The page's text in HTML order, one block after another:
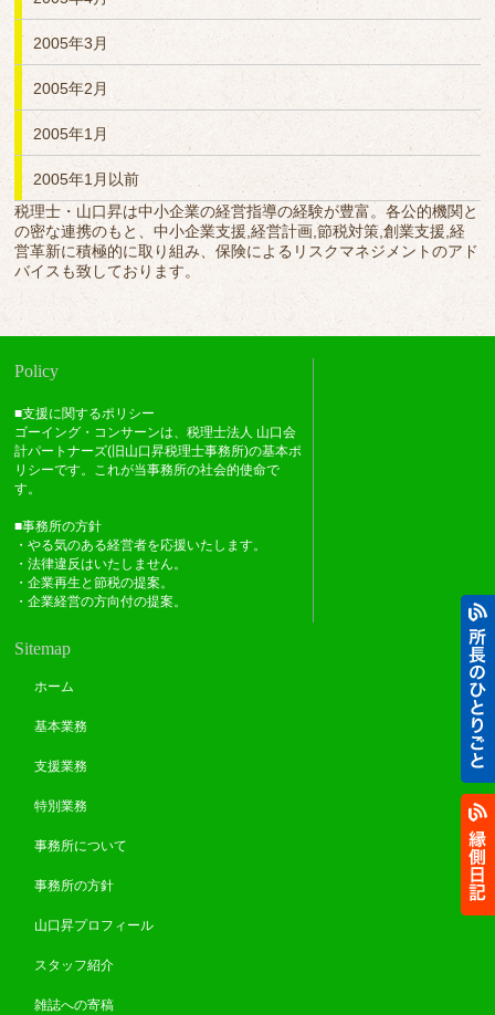
2005年3月
2005年2月
2005年1月
2005年1月以前
税理士・山口昇は中小企業の経営指導の経験が豊富。各公的機関と
の密な連携のもと、中小企業支援,経営計画,節税対策,創業支援,経
営革新に積極的に取り組み、保険によるリスクマネジメントのアド
バイスも致しております。
Policy
■支援に関するポリシー
ゴーイング・コンサーンは、税理士法人 山口会
計パートナーズ(旧山口昇税理士事務所)の基本ポ
リシーです。これが当事務所の社会的使命で
す。
■事務所の方針
・やる気のある経営者を応援いたします。
・法律違反はいたしません。
・企業再生と節税の提案。
・企業経営の方向付の提案。
Sitemap
ホーム
基本業務
支援業務
特別業務
事務所について
事務所の方針
山口昇プロフィール
スタッフ紹介
雑誌への寄稿